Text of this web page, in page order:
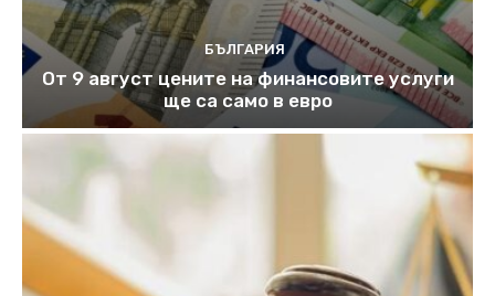
БЪЛГАРИЯ
От 9 август цените на финансовите услуги
ще са само в евро